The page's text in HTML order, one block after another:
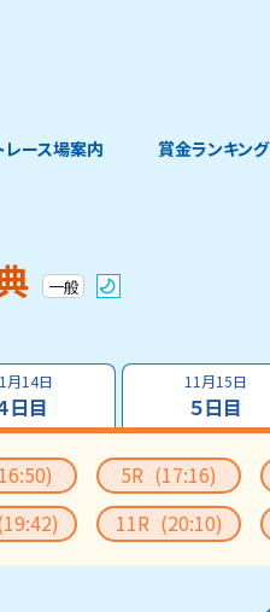
レース場案内 賞金ランキング
一般
月14日
日目
11月15日
５日目
5R (17:16)
11R (20:10)